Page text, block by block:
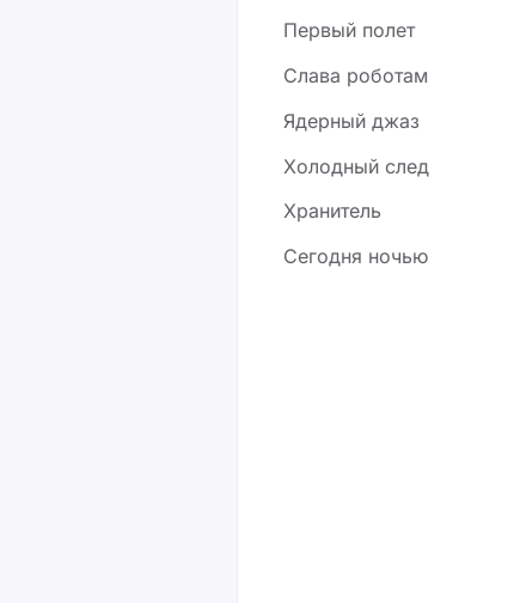
Первый полет
Слава роботам
Ядерный джаз
Холодный след
Хранитель
Сегодня ночью